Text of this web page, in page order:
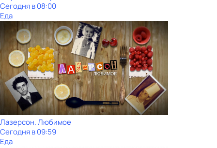
Сегодня в 08:00
Еда
Лазерсон. Любимое
Сегодня в 09:59
Еда